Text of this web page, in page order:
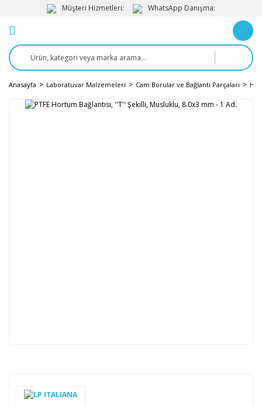
Müşteri Hizmetleri: WhatsApp Danışma:
Anasayfa Laboratuvar Malzemeleri Cam Borular ve Bağlantı Parçaları